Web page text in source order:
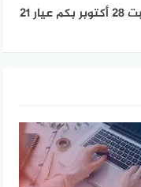
ارتفاع كبير في أسعار الذهب اليوم السبت 28 أكتوبر بكم عيار 21